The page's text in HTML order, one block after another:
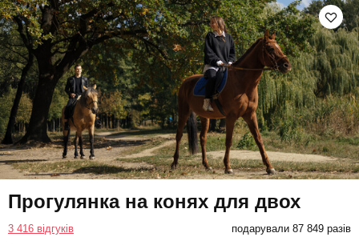
Прогулянка на конях для двох
3 416 відгуків подарували 87 849 разів